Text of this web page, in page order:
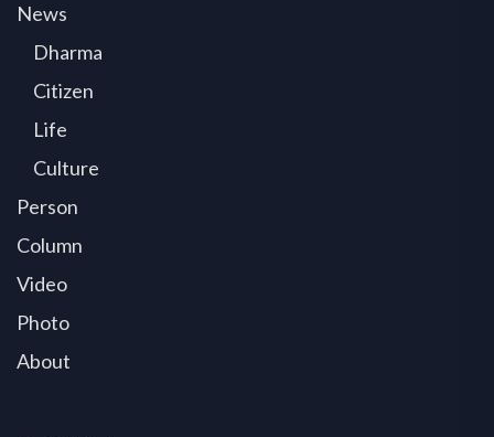
News
Dharma
Citizen
Life
Culture
Person
Column
Video
Photo
About